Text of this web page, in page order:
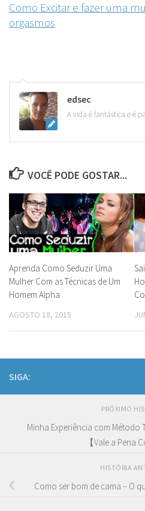
Como Excitar e fazer uma
orgasmos
edsec
A vida é fantástica e é
VOCÊ PODE GOSTAR...
Aprenda Como Seduzir Uma
Mulher Com as Técnicas de Um
Homem Alpha.
AGOSTO 18, 2015
SIGA:
PRÓXIMO
Minha Experiência com Método
【Vale a Pena
HISTÓRIA
Como ser bom de cama – O